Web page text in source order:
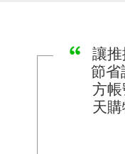
讓
節省
方帳
天